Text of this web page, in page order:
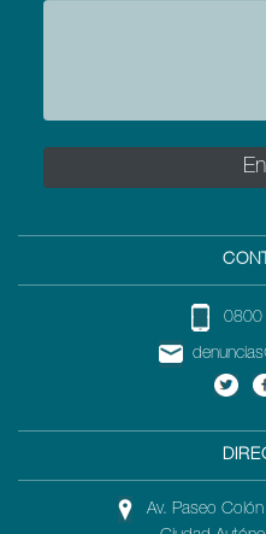
0800
Av. Paseo